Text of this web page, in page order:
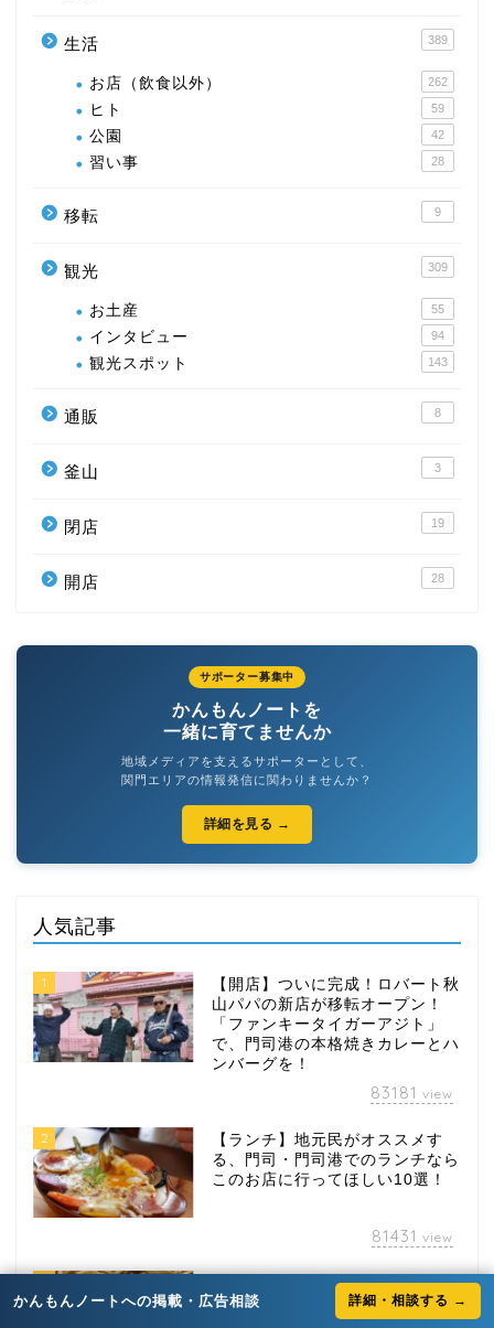
生活 389
お店（飲食以外） 262
ヒト 59
公園 42
習い事 28
移転 9
観光 309
お土産 55
インタビュー 94
観光スポット 143
通販 8
釜山 3
閉店 19
開店 28
サポーター募集中
かんもんノートを
一緒に育てませんか
地域メディアを支えるサポーターとして、
関門エリアの情報発信に関わりませんか？
詳細を見る →
人気記事
1
【開店】ついに完成！ロバート秋
山パパの新店が移転オープン！
「ファンキータイガーアジト」
で、門司港の本格焼きカレーとハ
ンバーグを！
83181 view
2
【ランチ】地元民がオススメす
る、門司・門司港でのランチなら
このお店に行ってほしい10選！
81431 view
【ランチ】地元民がオススメす
る、下関でのランチならこのお店
に行ってほしい10選！
かんもんノートへの掲載・広告相談 詳細・相談する →